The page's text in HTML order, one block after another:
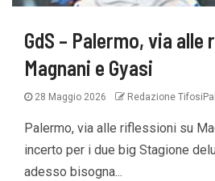
GdS – Palermo, via
Magnani e Gyasi
28 Maggio 2026 Redazione
Palermo, via alle riflessioni su
incerto per i due big Stagione
adesso bisogna...